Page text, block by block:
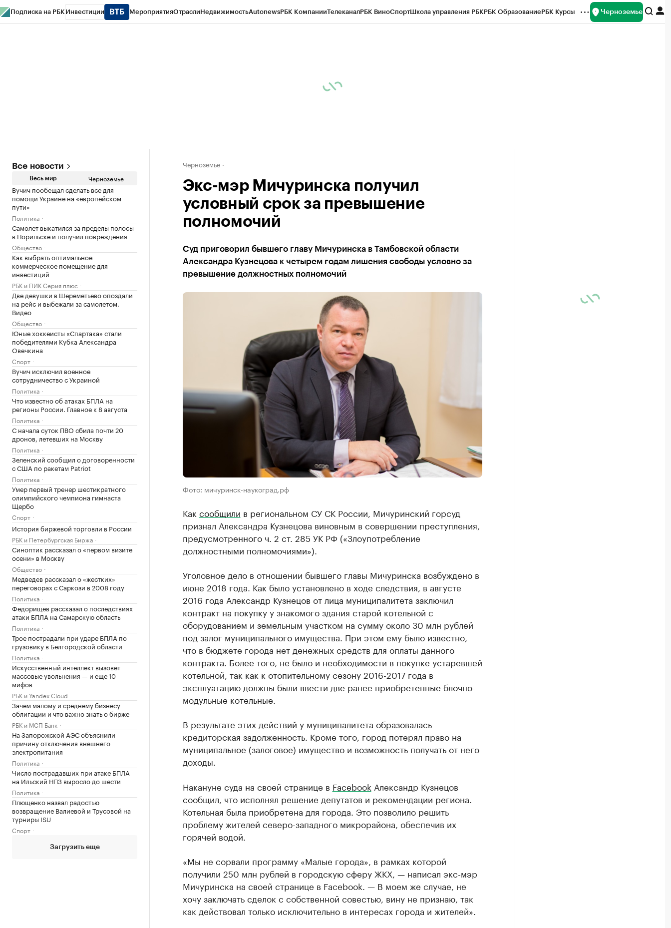
Подписка на РБК Инвестиции МероприятияОтраслиНедвижимостьAutonewsРБК КомпанииТелеканалРБК ВиноСпортШкола управления РБКРБК ОбразованиеРБК Курсы Черноземье
Все новости
Весь мир Черноземье
Вучич пообещал сделать все для
помощи Украине на «европейском
пути»
Политика
Самолет выкатился за пределы полосы
в Норильске и получил повреждения
Общество
Как выбрать оптимальное
коммерческое помещение для
инвестиций
РБК и ПИК Серия плюс
Две девушки в Шереметьево опоздали
на рейс и выбежали за самолетом.
Видео
Общество
Юные хоккеисты «Спартака» стали
победителями Кубка Александра
Овечкина
Спорт
Вучич исключил военное
сотрудничество с Украиной
Политика
Что известно об атаках БПЛА на
регионы России. Главное к 8 августа
Политика
С начала суток ПВО сбила почти 20
дронов, летевших на Москву
Политика
Зеленский сообщил о договоренности
с США по ракетам Patriot
Политика
Умер первый тренер шестикратного
олимпийского чемпиона гимнаста
Щербо
Спорт
История биржевой торговли в России
РБК и Петербургская Биржа
Синоптик рассказал о «первом визите
осени» в Москву
Общество
Медведев рассказал о «жестких»
переговорах с Саркози в 2008 году
Политика
Федорищев рассказал о последствиях
атаки БПЛА на Самарскую область
Политика
Трое пострадали при ударе БПЛА по
грузовику в Белгородской области
Политика
Искусственный интеллект вызовет
массовые увольнения — и еще 10
мифов
РБК и Yandex Cloud
Зачем малому и среднему бизнесу
облигации и что важно знать о бирже
РБК и МСП Банк
На Запорожской АЭС объяснили
причину отключения внешнего
электропитания
Политика
Число пострадавших при атаке БПЛА
на Ильский НПЗ выросло до шести
Политика
Плющенко назвал радостью
возвращение Валиевой и Трусовой на
турниры ISU
Спорт
Загрузить еще
Черноземье
Экс-мэр Мичуринска получил
условный срок за превышение
полномочий
Суд приговорил бывшего главу Мичуринска в Тамбовской области
Александра Кузнецова к четырем годам лишения свободы условно за
превышение должностных полномочий
Фото: мичуринск-наукоград.рф
Как сообщили в региональном СУ СК России, Мичуринский горсуд
признал Александра Кузнецова виновным в совершении преступления,
предусмотренного ч. 2 ст. 285 УК РФ («Злоупотребление
должностными полномочиями»).
Уголовное дело в отношении бывшего главы Мичуринска возбуждено в
июне 2018 года. Как было установлено в ходе следствия, в августе
2016 года Александр Кузнецов от лица муниципалитета заключил
контракт на покупку у знакомого здания старой котельной с
оборудованием и земельным участком на сумму около 30 млн рублей
под залог муниципального имущества. При этом ему было известно,
что в бюджете города нет денежных средств для оплаты данного
контракта. Более того, не было и необходимости в покупке устаревшей
котельной, так как к отопительному сезону 2016-2017 года в
эксплуатацию должны были ввести две ранее приобретенные блочно-
модульные котельные.
В результате этих действий у муниципалитета образовалась
кредиторская задолженность. Кроме того, город потерял право на
муниципальное (залоговое) имущество и возможность получать от него
доходы.
Накануне суда на своей странице в Facebook Александр Кузнецов
сообщил, что исполнял решение депутатов и рекомендации региона.
Котельная была приобретена для города. Это позволило решить
проблему жителей северо-западного микрорайона, обеспечив их
горячей водой.
«Мы не сорвали программу «Малые города», в рамках которой
получили 250 млн рублей в городскую сферу ЖКХ, — написал экс-мэр
Мичуринска на своей странице в Facebook. — В моем же случае, не
хочу заключать сделок с собственной совестью, вину не признаю, так
как действовал только исключительно в интересах города и жителей».